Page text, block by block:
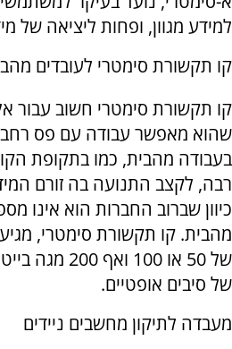
למידע מגוון, ופחות ליציאה של
קו תקשורת סימטרי לעובדים
קו תקשורת סימטרי חשוב עבור
שהוא מאפשר עבודה עם פס רחב
בעבודה מהבית, כמו בתקופת
רבה, לקצב התנועה בה זורם
כיוון שברוב החברות הוא אינו
מהבית. קו תקשורת סימטרי,
של 50 או 100
של סיבים אופטיים.
מעבדה לתיקון מחשבים ניידים